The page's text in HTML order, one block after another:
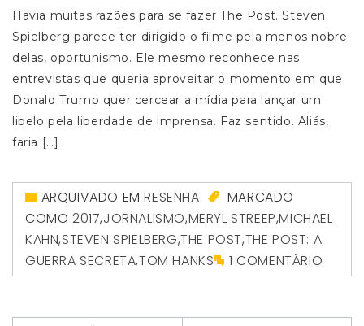
Havia muitas razões para se fazer The Post. Steven
Spielberg parece ter dirigido o filme pela menos nobre
delas, oportunismo. Ele mesmo reconhece nas
entrevistas que queria aproveitar o momento em que
Donald Trump quer cercear a mídia para lançar um
libelo pela liberdade de imprensa. Faz sentido. Aliás,
faria […]
ARQUIVADO EMRESENHA
MARCADO
COMO 2017,JORNALISMO,MERYL STREEP,MICHAEL
KAHN,STEVEN SPIELBERG,THE POST,THE POST: A
GUERRA SECRETA,TOM HANKS 1 COMENTÁRIO